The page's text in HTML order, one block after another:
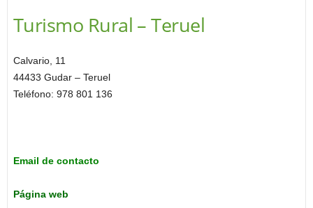
Turismo Rural – Teruel
Calvario, 11
44433 Gudar – Teruel
Teléfono: 978 801 136
Email de contacto
Página web